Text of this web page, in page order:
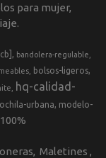
para mujer,
bandolera-regulable
bolsos-ligeros
hq-calidad-
urbana
modelo-
Maletines